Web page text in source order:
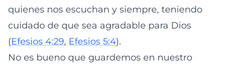
quienes nos escuchan y siempre, teniendo
cuidado de que sea agradable para Dios
(Efesios 4:29, Efesios 5:4).
No es bueno que guardemos en nuestro